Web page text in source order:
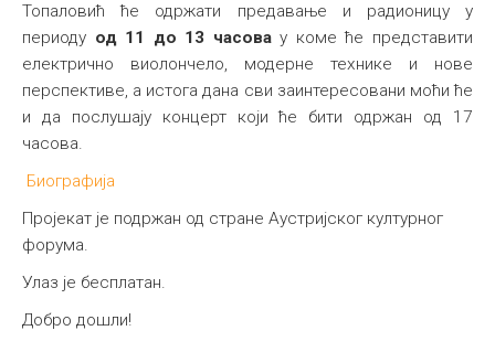
Топаловић ће одржати предавање и радионицу у
периоду од 11 до 13 часовау коме ће представити
електрично виолончело, модерне технике и нове
перспективе, а истога дана сви заинтересовани моћи ће
и да послушају концерт који ће бити одржан од 17
часова.
Биографија
Пројекат је подржан од стране Аустријског културног
форума.
Улаз је бесплатан.
Добро дошли!